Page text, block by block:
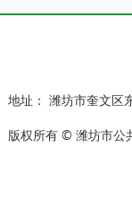
地址： 潍坊市奎文区
版权所有 © 潍坊市